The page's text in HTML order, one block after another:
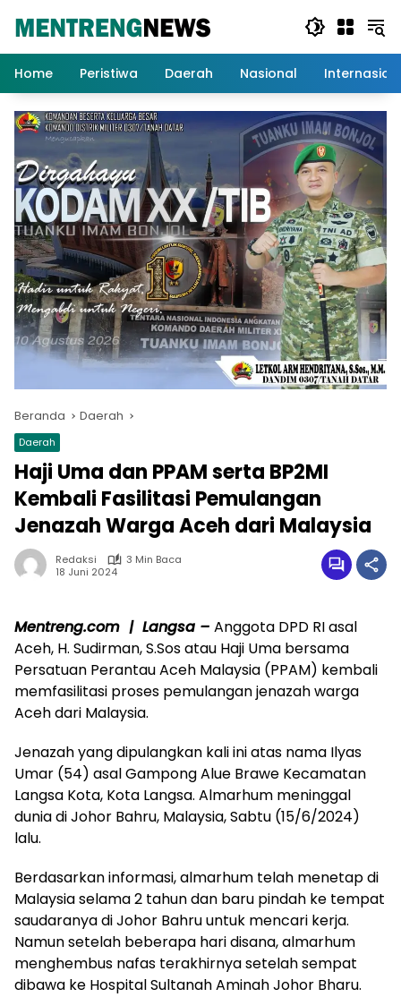
Home
Peristiwa Daerah Nasional
Beranda Daerah
Daerah
Haji Uma dan PPAM serta BP2MI
Kembali Fasilitasi Pemulangan
Jenazah Warga Aceh dari Malaysia
Redaksi
3 Min Baca
18 Juni 2024
Mentreng.com | Langsa – Anggota DPD RI asal
Aceh, H. Sudirman, S.Sos atau Haji Uma bersama
Persatuan Perantau Aceh Malaysia (PPAM) kembali
memfasilitasi proses pemulangan jenazah warga
Aceh dari Malaysia.
Jenazah yang dipulangkan kali ini atas nama Ilyas
Umar (54) asal Gampong Alue Brawe Kecamatan
Langsa Kota, Kota Langsa. Almarhum meninggal
dunia di Johor Bahru, Malaysia, Sabtu (15/6/2024)
lalu.
Berdasarkan informasi, almarhum telah menetap di
Malaysia selama 2 tahun dan baru pindah ke tempat
saudaranya di Johor Bahru untuk mencari kerja.
Namun setelah beberapa hari disana, almarhum
menghembus nafas terakhirnya setelah sempat
dibawa ke Hospital Sultanah Aminah Johor Bharu.